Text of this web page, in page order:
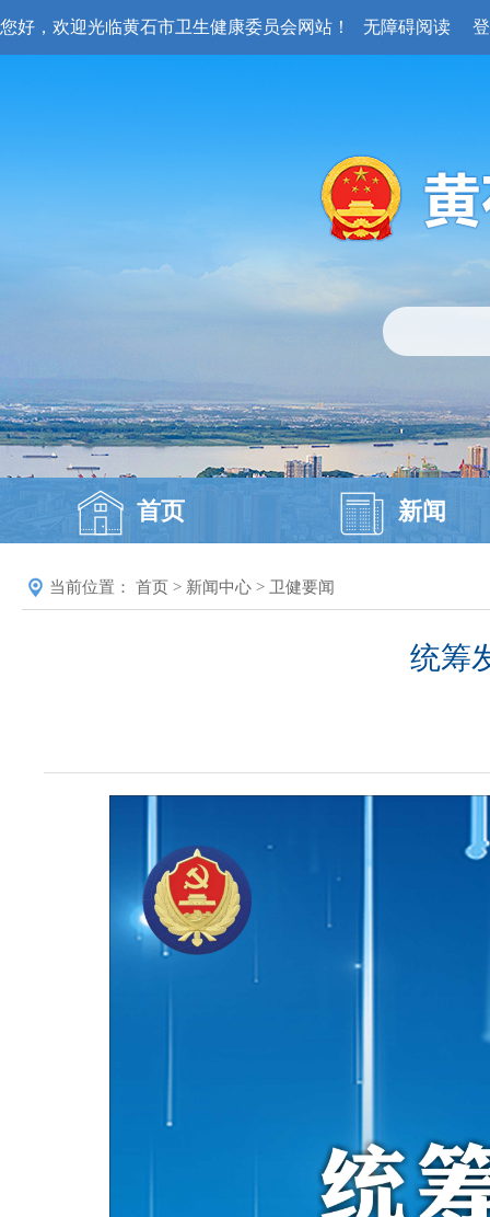
您好，欢迎光临黄石市卫生健康委员会网站！ 无障碍阅读
首页 新闻
当前位置： 首页 > 新闻中心 > 卫健要闻
统筹